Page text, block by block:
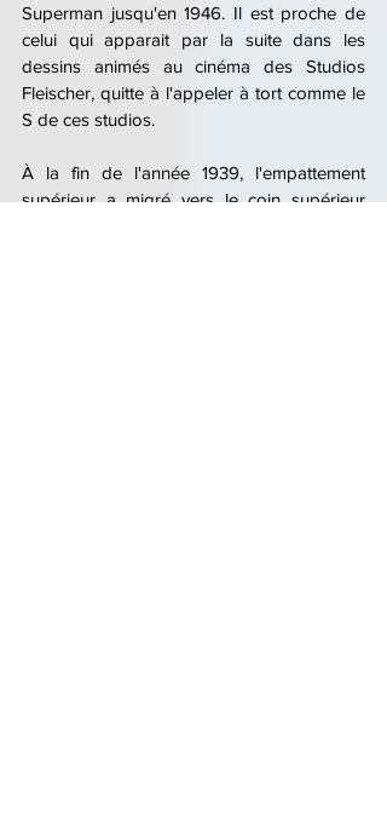
Superman jusqu'en 1946. Il est proche de
celui qui apparait par la suite dans les
dessins animés au cinéma des Studios
Fleischer, quitte à l'appeler à tort comme le
S de ces studios.
À la fin de l'année 1939, l'empattement
supérieur a migré vers le coin supérieur